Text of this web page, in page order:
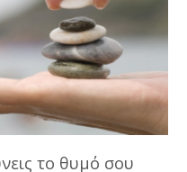
το θυμό σου